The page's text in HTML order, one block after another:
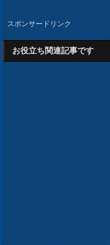
スポンサードリンク
お役立ち関連記事です